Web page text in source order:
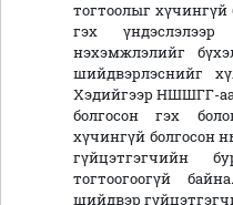
тогтоолыг
гэх үндэслэлээр
нэхэмжлэлийг
шийдвэрлэснийг
Хэдийгээр НШШГГ-
болгосон гэх
хүчингүй болгосон
гүйцэтгэгчийн
тогтоогоогүй
шийдвэр